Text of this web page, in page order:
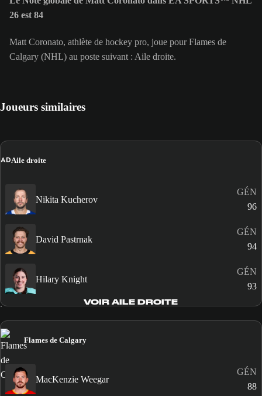
26 est 84
Matt Coronato, athlète de hockey pro, joue pour Flames de
Calgary (NHL) au poste suivant : Aile droite.
Joueurs similaires
ADAile droite
Nikita Kucherov
GÉN
96
David Pastrnak
GÉN
94
Hilary Knight
GÉN
93
VOIR AILE DROITE
Flames de Calgary
MacKenzie Weegar
GÉN
88